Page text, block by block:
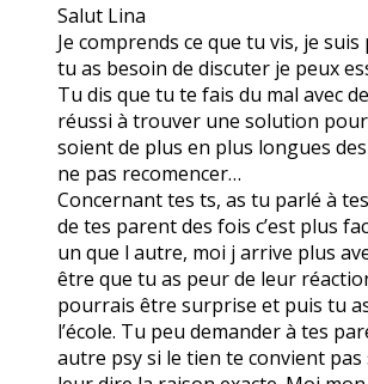
Salut Lina
Je comprends ce que tu vis, je suis
tu as besoin de discuter je peux
Tu dis que tu te fais du mal avec
réussi à trouver une solution pour
soient de plus en plus longues
ne pas recomencer…
Concernant tes ts, as tu parlé à
de tes parent des fois c’est plus
un que l autre, moi j arrive plus
être que tu as peur de leur
pourrais être surprise et puis tu
l’école. Tu peu demander à tes
autre psy si le tien te convient